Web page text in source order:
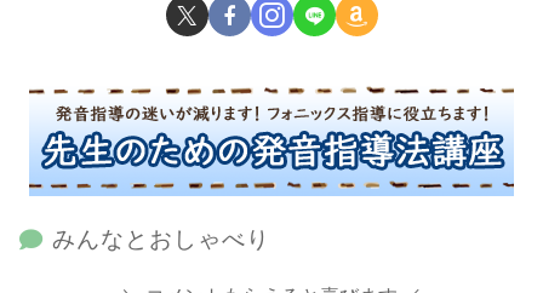
みんなとおしゃべり